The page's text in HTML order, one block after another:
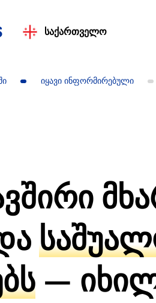
იყავი ინფორმირებული
—
საქართველო